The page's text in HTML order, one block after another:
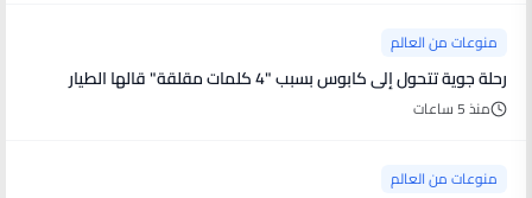
منوعات من العالم
رحلة جوية تتحول إلى كابوس بسبب "4 كلمات مقلقة" قالها الطيار
منذ 5 ساعات
منوعات من العالم